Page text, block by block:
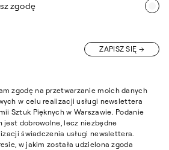
zgodę
ZAPISZ SIĘ
zgodę na przetwarzanie moich danych
w celu realizacji usługi newslettera
Sztuk Pięknych w Warszawie. Podanie
jest dobrowolne, lecz niezbędne
świadczenia usługi newslettera.
w jakim została udzielona zgoda